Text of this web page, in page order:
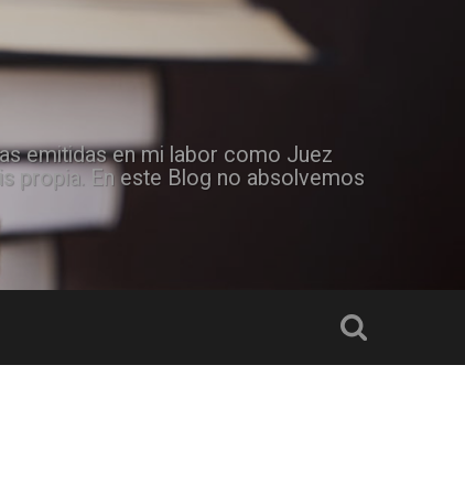
emitidas en mi labor como Juez
propia. En este Blog no absolvemos